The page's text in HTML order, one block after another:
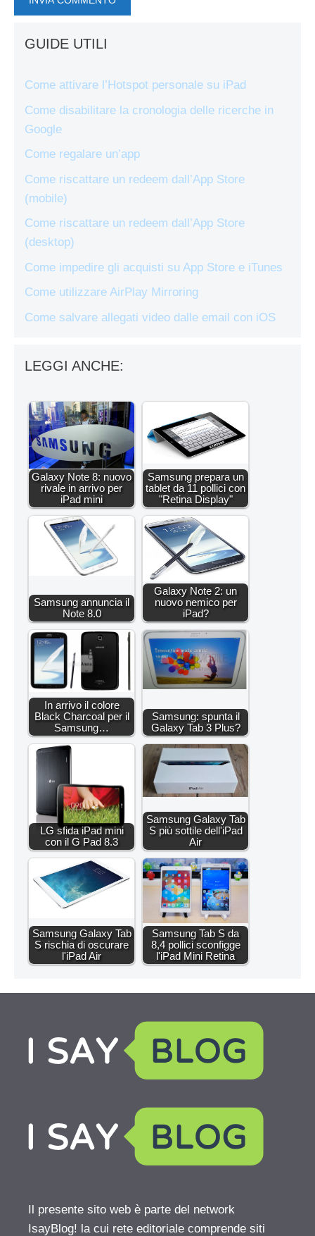
GUIDE UTILI
Come attivare l’Hotspot personale su iPad
Come disabilitare la cronologia delle ricerche in
Google
Come regalare un’app
Come riscattare un redeem dall’App Store
(mobile)
Come riscattare un redeem dall’App Store
(desktop)
Come impedire gli acquisti su App Store e iTunes
Come utilizzare AirPlay Mirroring
Come salvare allegati video dalle email con iOS
LEGGI ANCHE:
Galaxy Note 8: nuovo
rivale in arrivo per
iPad mini
Samsung prepara un
tablet da 11 pollici con
"Retina Display"
Samsung annuncia il
Note 8.0
Galaxy Note 2: un
nuovo nemico per
iPad?
In arrivo il colore
Black Charcoal per il
Samsung…
Samsung: spunta il
Galaxy Tab 3 Plus?
LG sfida iPad mini
con il G Pad 8.3
Samsung Galaxy Tab
S più sottile dell'iPad
Air
Samsung Galaxy Tab
S rischia di oscurare
l'iPad Air
Samsung Tab S da
8,4 pollici sconfigge
l'iPad Mini Retina
Il presente sito web è parte del network
IsayBlog! la cui rete editoriale comprende siti